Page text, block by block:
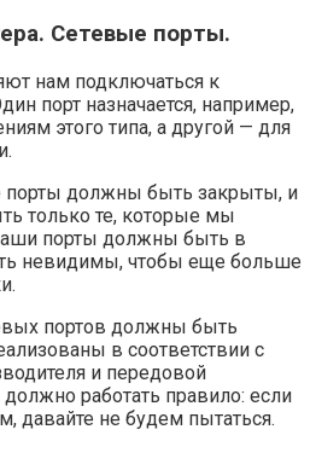
Сетевые порты.
нам подключаться к
порт назначается, например,
этого типа, а другой — для
должны быть закрыты, и
только те, которые мы
порты должны быть в
невидимы, чтобы еще больше
портов должны быть
в соответствии с
и передовой
работать правило: если
давайте не будем пытаться.